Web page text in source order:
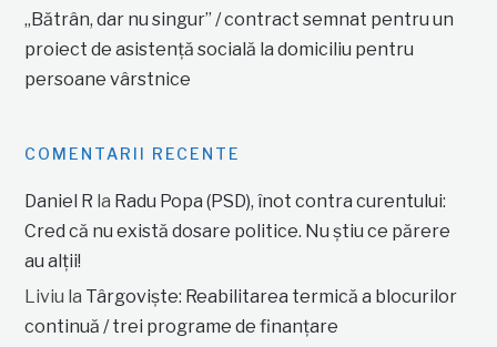
„Bătrân, dar nu singur” / contract semnat pentru un
proiect de asistență socială la domiciliu pentru
persoane vârstnice
COMENTARII RECENTE
Daniel R la Radu Popa (PSD), înot contra curentului:
Cred că nu există dosare politice. Nu știu ce părere
au alții!
Liviu la Târgoviște: Reabilitarea termică a blocurilor
continuă / trei programe de finanțare